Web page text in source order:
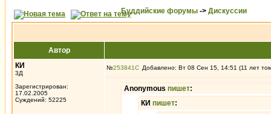
Буддийские форумы -> Дискуссии
Автор
КИ
3Д
Зарегистрирован:
17.02.2005
Суждений: 52225
№253841 Добавлено: Вт 08 Сен 15, 14:51 (11 лет
Anonymous пишет:
КИ пишет: